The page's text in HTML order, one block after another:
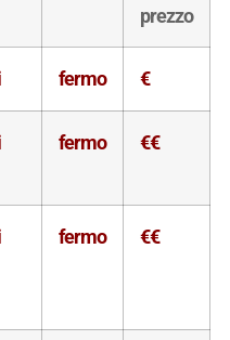
prezzo
fermo €
fermo €€
fermo €€